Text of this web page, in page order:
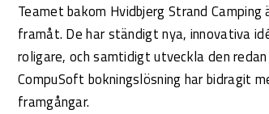
Teamet bakom Hvidbjerg Strand
framåt. De har ständigt nya, innovativa
roligare, och samtidigt utveckla den
CompuSoft bokningslösning har bidragit
framgångar.